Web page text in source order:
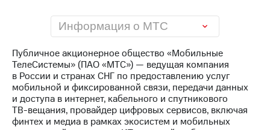
Руководство
Правовая
информация
Контакты
Медиа-центр
МТС
о технологиях
Информация о МТС
Публичное акционерное общество «Мобильные
ТелеСистемы» (ПАО «МТС») — ведущая компания
в России и странах СНГ по предоставлению услуг
мобильной и фиксированной связи, передачи данных
и доступа в интернет, кабельного и спутникового
ТВ-вещания, провайдер цифровых сервисов, включая
финтех и медиа в рамках экосистем и мобильных